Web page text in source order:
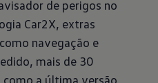
de perigos no
Car2X, extras
navegação e
mais de 30
como a última versão